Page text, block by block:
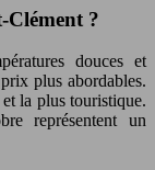
?
douces et
plus abordables.
la plus touristique.
représentent un